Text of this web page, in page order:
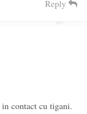
Reply
contact cu tigani.